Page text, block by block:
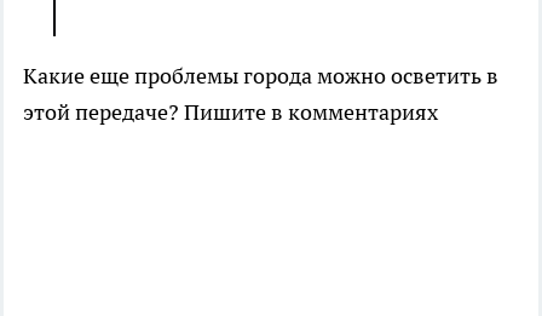
Какие еще проблемы города можно осветить в
этой передаче? Пишите в комментариях